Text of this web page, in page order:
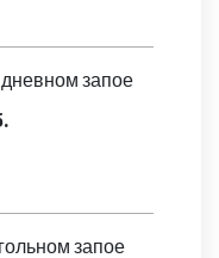
запое
запое